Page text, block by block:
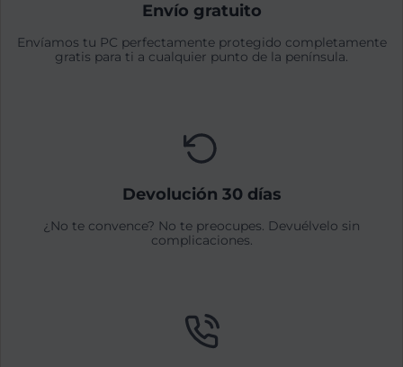
Envío gratuito
Envíamos tu PC perfectamente protegido completamente
gratis para ti a cualquier punto de la península.
Devolución 30 días
¿No te convence? No te preocupes. Devuélvelo sin
complicaciones.